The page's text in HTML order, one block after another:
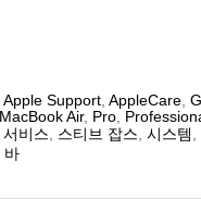
Apple Support, AppleCare,
MacBook Air, Pro,
서비스, 스티브 잡스, 시스템 ,
바